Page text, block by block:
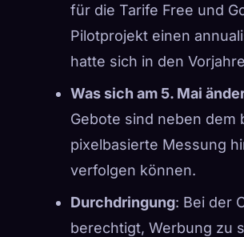
für die Tarife Free und
Pilotprojekt einen
hatte sich in den
Was sich am 5. Mai
Gebote sind neben dem
pixelbasierte Messung
verfolgen können.
Durchdringung: Bei der
berechtigt, Werbung zu